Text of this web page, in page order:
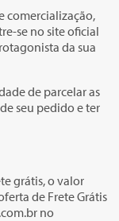
comercialização,
se no site oficial
da sua
de parcelar as
seu pedido e ter
grátis, o valor
de Frete Grátis
no